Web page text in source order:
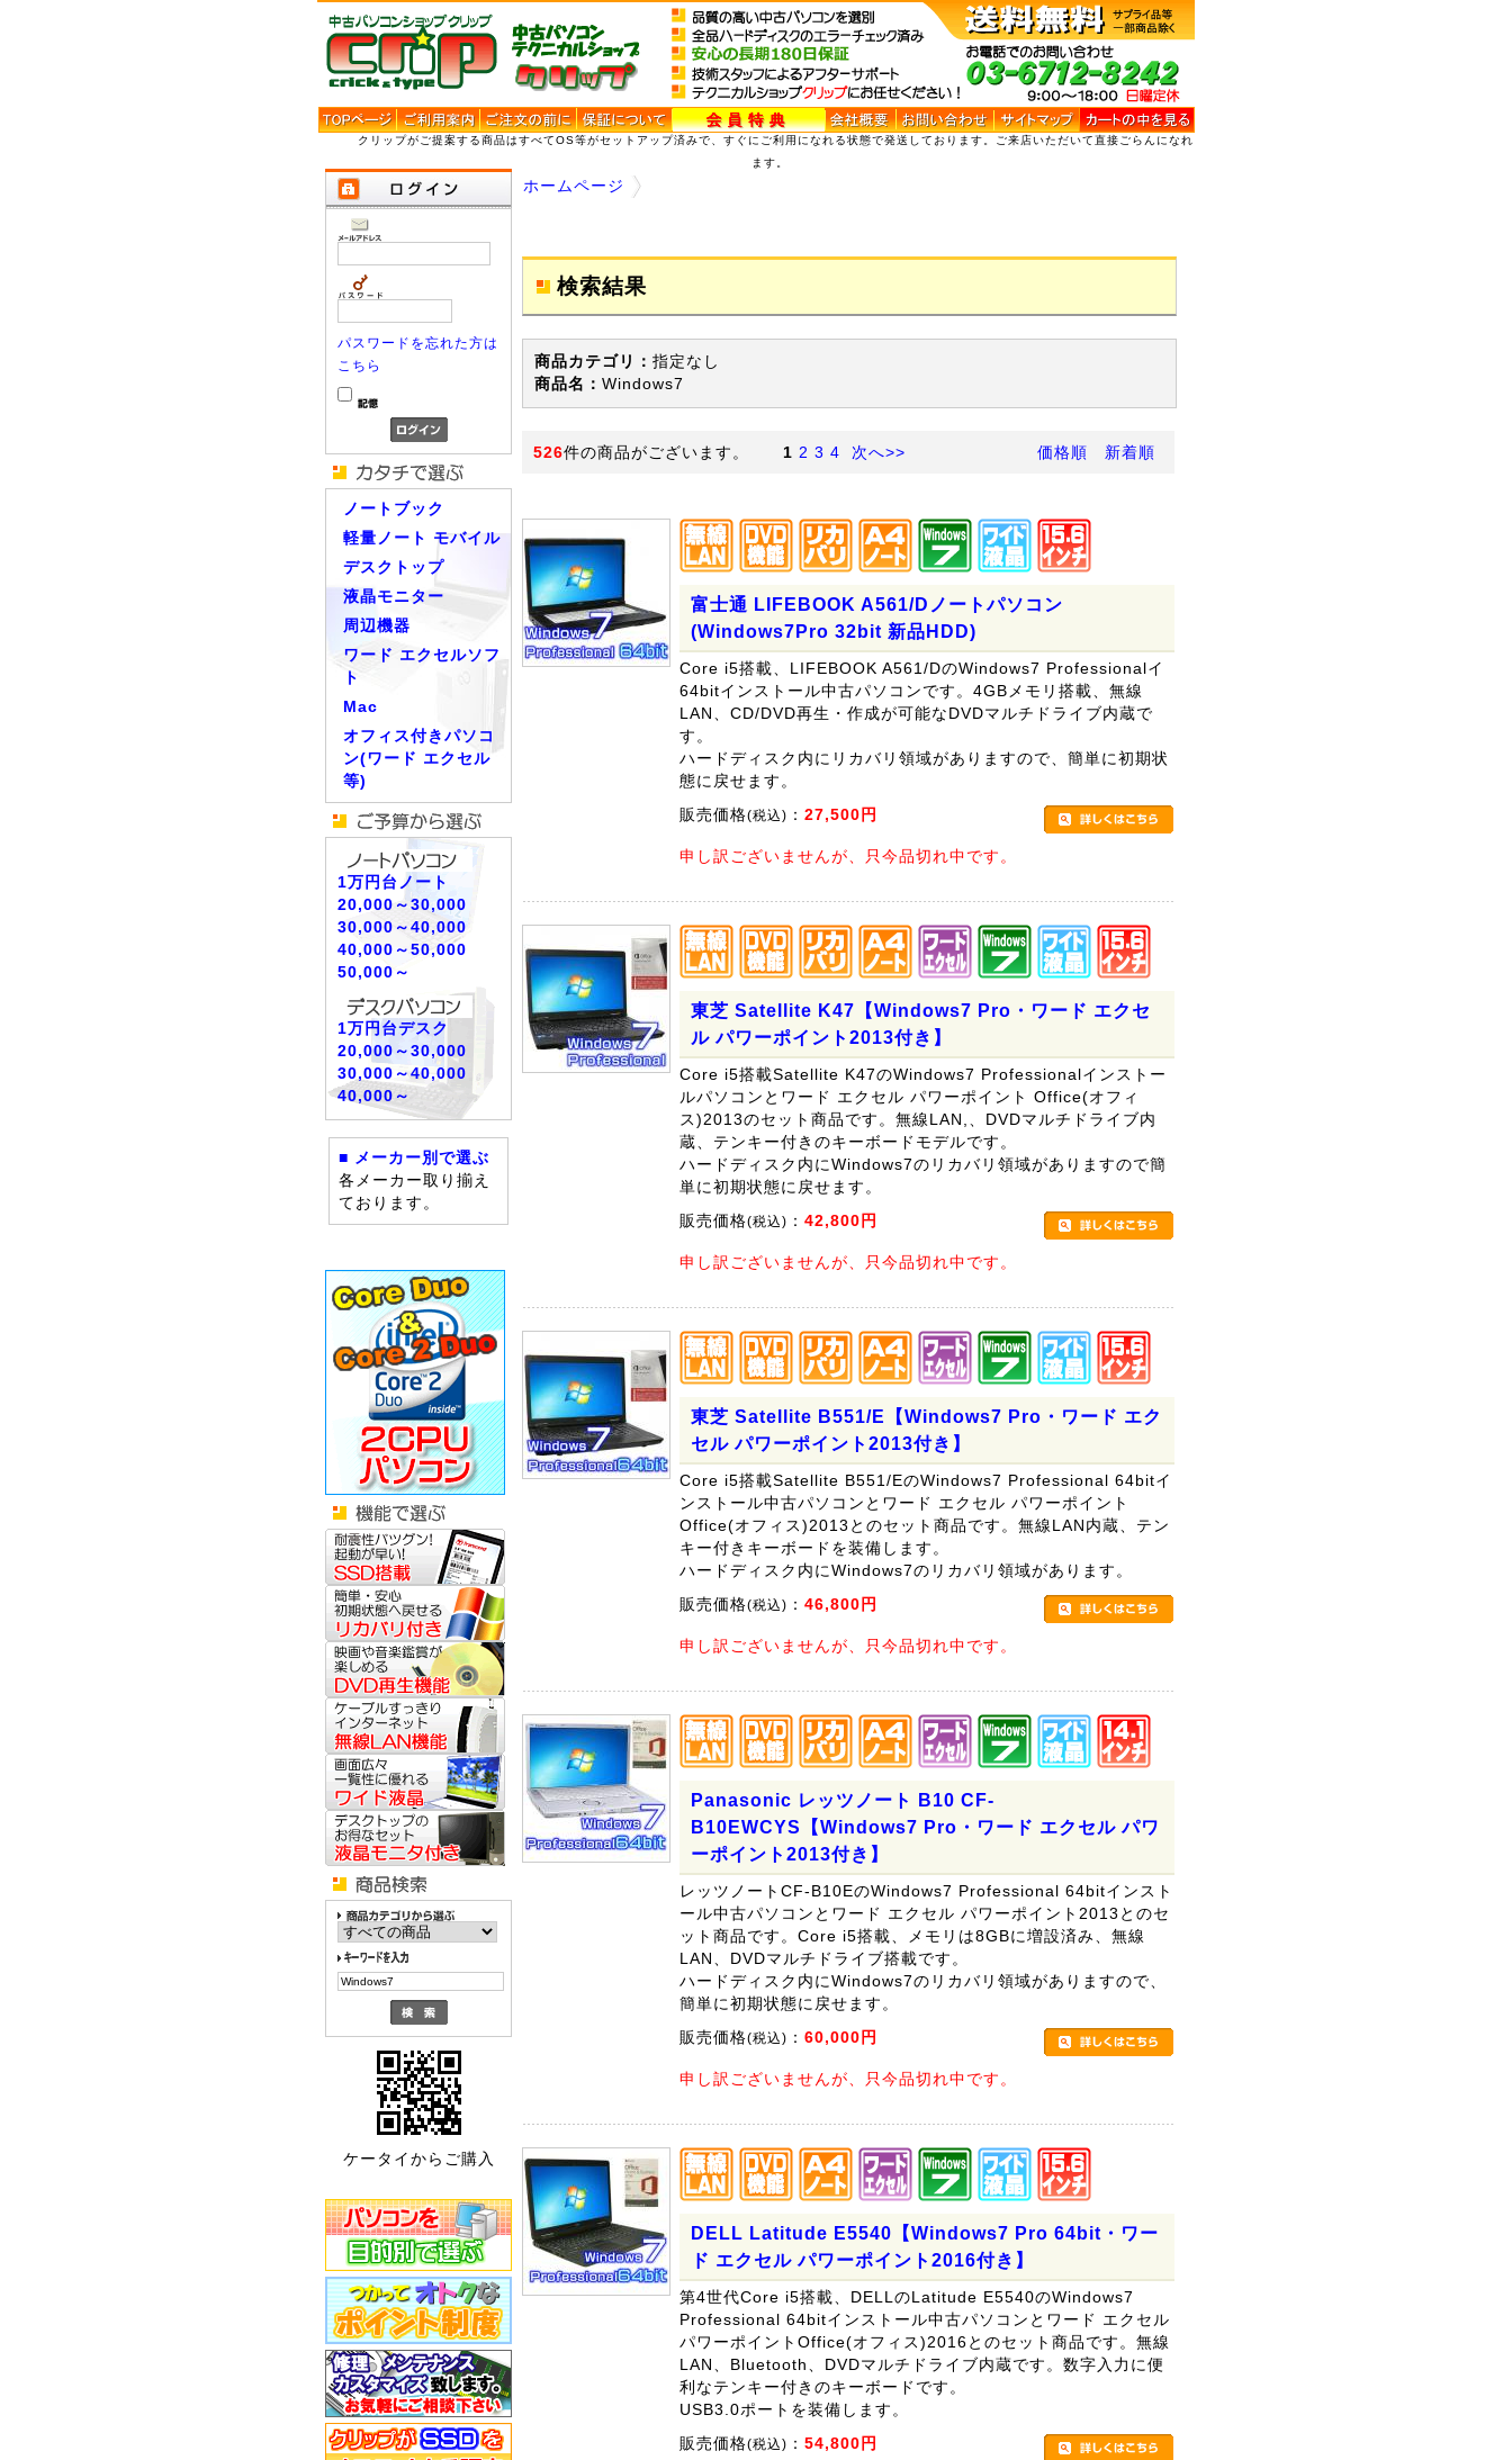
クリップがご提案する商品はすべてOS等がセットアップ済みで、すぐにご利用になれる状態で発送しております。ご来店いただいて直接ごらんになれ
ます。
パスワードを忘れた方は
こちら
ノートブック
軽量ノート モバイル
デスクトップ
液晶モニター
周辺機器
ワード エクセルソフ
ト
Mac
オフィス付きパソコ
ン(ワード エクセル
等)
1万円台ノート
20,000～30,000
30,000～40,000
40,000～50,000
50,000～
1万円台デスク
20,000～30,000
30,000～40,000
40,000～
■ メーカー別で選ぶ
各メーカー取り揃え
ております。
ケータイからご購入
ホームページ
検索結果
商品カテゴリ： 指定なし
商品名： Windows7
526件の商品がございます。 1 2 3 4 次へ>> 価格順 新着順
富士通 LIFEBOOK A561/Dノートパソコン
(Windows7Pro 32bit 新品HDD)
Core i5搭載、LIFEBOOK A561/DのWindows7 Professionalイ
64bitインストール中古パソコンです。4GBメモリ搭載、無線
LAN、CD/DVD再生・作成が可能なDVDマルチドライブ内蔵で
す。
ハードディスク内にリカバリ領域がありますので、簡単に初期状
態に戻せます。
販売価格(税込) ： 27,500円
申し訳ございませんが、只今品切れ中です。
東芝 Satellite K47【Windows7 Pro・ワード エクセ
ル パワーポイント2013付き】
Core i5搭載Satellite K47のWindows7 Professionalインストー
ルパソコンとワード エクセル パワーポイント Office(オフィ
ス)2013のセット商品です。無線LAN,、DVDマルチドライブ内
蔵、テンキー付きのキーボードモデルです。
ハードディスク内にWindows7のリカバリ領域がありますので簡
単に初期状態に戻せます。
販売価格(税込) ： 42,800円
申し訳ございませんが、只今品切れ中です。
東芝 Satellite B551/E【Windows7 Pro・ワード エク
セル パワーポイント2013付き】
Core i5搭載Satellite B551/EのWindows7 Professional 64bitイ
ンストール中古パソコンとワード エクセル パワーポイント
Office(オフィス)2013とのセット商品です。無線LAN内蔵、テン
キー付きキーボードを装備します。
ハードディスク内にWindows7のリカバリ領域があります。
販売価格(税込) ： 46,800円
申し訳ございませんが、只今品切れ中です。
Panasonic レッツノート B10 CF-
B10EWCYS【Windows7 Pro・ワード エクセル パワ
ーポイント2013付き】
レッツノートCF-B10EのWindows7 Professional 64bitインスト
ール中古パソコンとワード エクセル パワーポイント2013とのセ
ット商品です。Core i5搭載、メモリは8GBに増設済み、無線
LAN、DVDマルチドライブ搭載です。
ハードディスク内にWindows7のリカバリ領域がありますので、
簡単に初期状態に戻せます。
販売価格(税込) ： 60,000円
申し訳ございませんが、只今品切れ中です。
DELL Latitude E5540【Windows7 Pro 64bit・ワー
ド エクセル パワーポイント2016付き】
第4世代Core i5搭載、DELLのLatitude E5540のWindows7
Professional 64bitインストール中古パソコンとワード エクセル
パワーポイントOffice(オフィス)2016とのセット商品です。無線
LAN、Bluetooth、DVDマルチドライブ内蔵です。数字入力に便
利なテンキー付きのキーボードです。
USB3.0ポートを装備します。
販売価格(税込) ： 54,800円